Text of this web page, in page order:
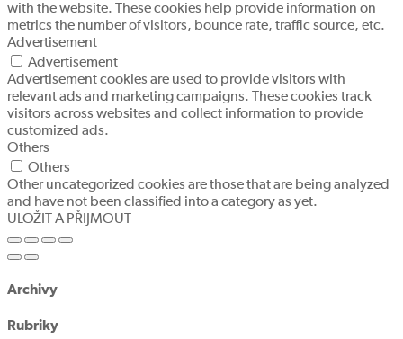
with the website. These cookies help provide information on
metrics the number of visitors, bounce rate, traffic source, etc.
Advertisement
Advertisement
Advertisement cookies are used to provide visitors with
relevant ads and marketing campaigns. These cookies track
visitors across websites and collect information to provide
customized ads.
Others
Others
Other uncategorized cookies are those that are being analyzed
and have not been classified into a category as yet.
ULOŽIT A PŘIJMOUT
Archivy
Rubriky